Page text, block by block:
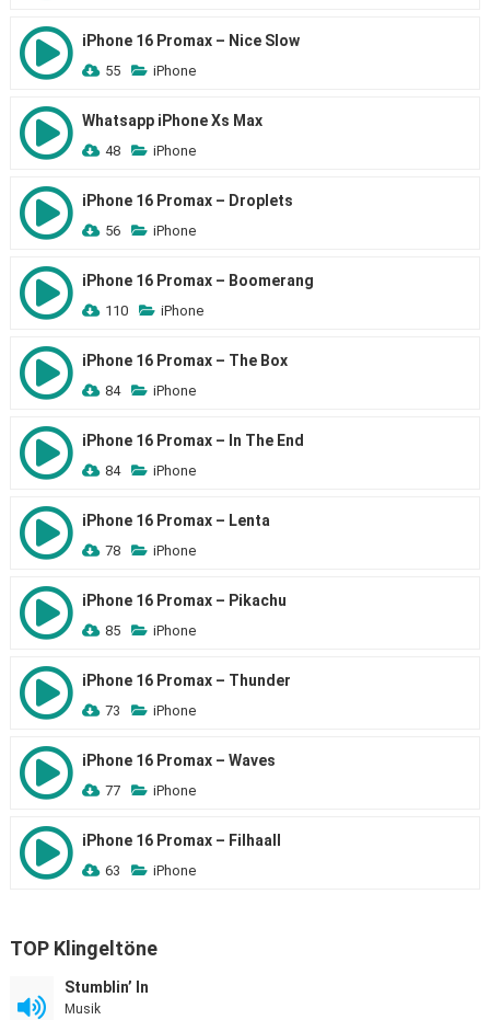
iPhone 16 Promax – Nice Slow
55 iPhone
Whatsapp iPhone Xs Max
48 iPhone
iPhone 16 Promax – Droplets
56 iPhone
iPhone 16 Promax – Boomerang
110 iPhone
iPhone 16 Promax – The Box
84 iPhone
iPhone 16 Promax – In The End
84 iPhone
iPhone 16 Promax – Lenta
78 iPhone
iPhone 16 Promax – Pikachu
85 iPhone
iPhone 16 Promax – Thunder
73 iPhone
iPhone 16 Promax – Waves
77 iPhone
iPhone 16 Promax – Filhaall
63 iPhone
TOP Klingeltöne
Stumblin’ In
Musik